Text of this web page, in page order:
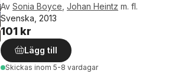
Av Sonia Boyce Johan Heintz m. fl.
Svenska, 2013
101 kr
Lägg till
Skickas inom 5-8 vardagar